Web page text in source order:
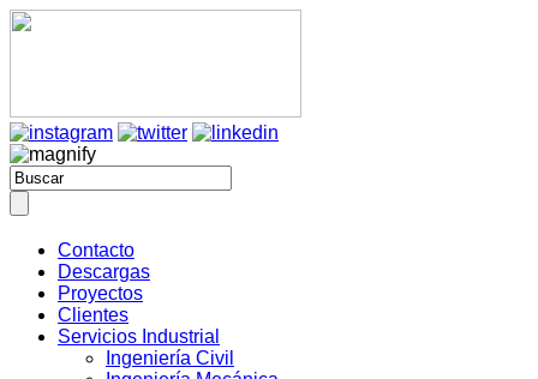
Contacto
Descargas
Proyectos
Clientes
Servicios Industrial
Ingeniería Civil